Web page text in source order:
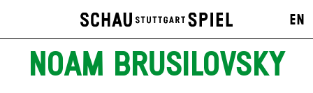
EN
NOAM BRUSILOVSKY